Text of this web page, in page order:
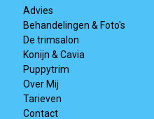
Advies
Behandelingen & Foto's
De trimsalon
Konijn & Cavia
Puppytrim
Over Mij
Tarieven
Contact